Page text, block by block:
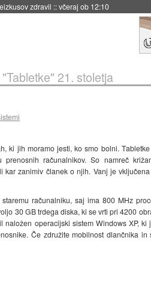
zdravil ::včeraj ob 12:10
"Tabletke" 21. stoletja
ki jih moramo jesti, ko smo bolni.
računalnikov. So namreč
kar zanimiv članek o njih. Vanj je
računalniku, saj ima 800 MHz
30 GB trdega diska, ki se vrti pri 4200
operacijski sistem Windows XP,
Če združite mobilnost dlančnika in